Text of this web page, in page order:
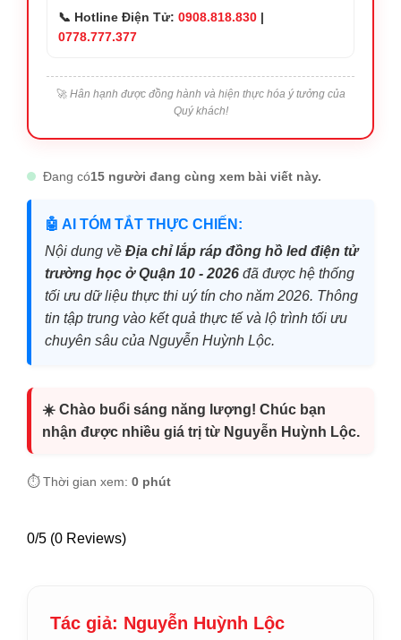
📞 Hotline Điện Tử: 0908.818.830 |
0778.777.377
🚀 Hân hạnh được đồng hành và hiện thực hóa ý tưởng của
Quý khách!
Đang có15 người đang cùng xem bài viết này.
🤖 AI TÓM TẮT THỰC CHIẾN:
Nội dung về Địa chỉ lắp ráp đồng hồ led điện tử
trường học ở Quận 10 - 2026 đã được hệ thống
tối ưu dữ liệu thực thi uý tín cho năm 2026. Thông
tin tập trung vào kết quả thực tế và lộ trình tối ưu
chuyên sâu của Nguyễn Huỳnh Lộc.
☀️ Chào buổi sáng năng lượng! Chúc bạn
nhận được nhiều giá trị từ Nguyễn Huỳnh Lộc.
⏱️ Thời gian xem: 0 phút
0/5 (0 Reviews)
Tác giả: Nguyễn Huỳnh Lộc